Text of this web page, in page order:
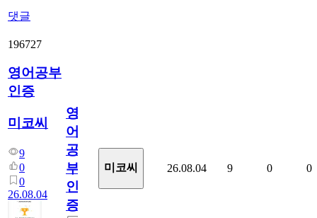
댓글
196727
영어공부
인증
미코씨
9
0
0
26.08.04
영
어
공
부
인
증
미코씨 26.08.04 9 0 0